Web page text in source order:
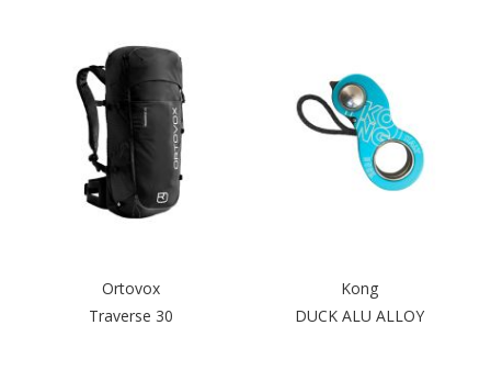
Ortovox
Traverse 30
Kong
DUCK ALU ALLOY